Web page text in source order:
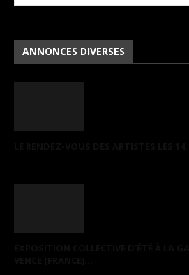
ANNONCES DIVERSES